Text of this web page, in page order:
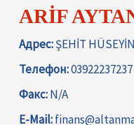
ARİF
Адрес:ŞEHİT
Телефон:
Факс:N/A
E-Mail: